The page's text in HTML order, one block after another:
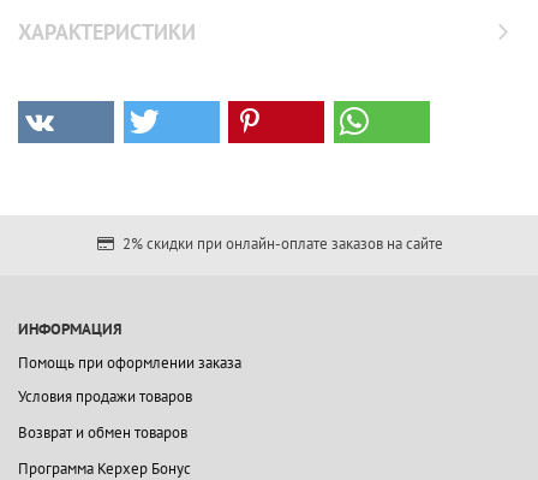
ХАРАКТЕРИСТИКИ
2% скидки при онлайн-оплате заказов на сайте
ИНФОРМАЦИЯ
Помощь при оформлении заказа
Условия продажи товаров
Возврат и обмен товаров
Программа Керхер Бонус